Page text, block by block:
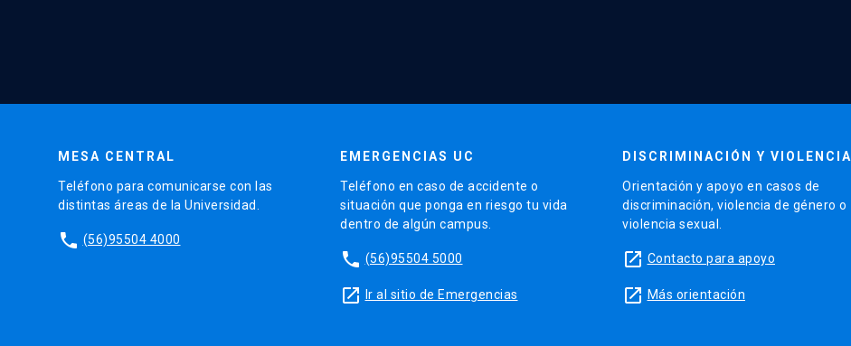
MESA CENTRAL
Teléfono para comunicarse con las
distintas áreas de la Universidad.
phone (56)95504 4000
EMERGENCIAS UC
Teléfono en caso de accidente o
situación que ponga en riesgo tu vida
dentro de algún campus.
phone (56)95504 5000
launch Ir al sitio de Emergencias
DISCRIMINACIÓN Y VIOLENCIA
Orientación y apoyo en casos de
discriminación, violencia de género o
violencia sexual.
launch Contacto para apoyo
launch Más orientación